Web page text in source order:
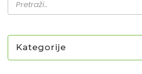
Kategorije